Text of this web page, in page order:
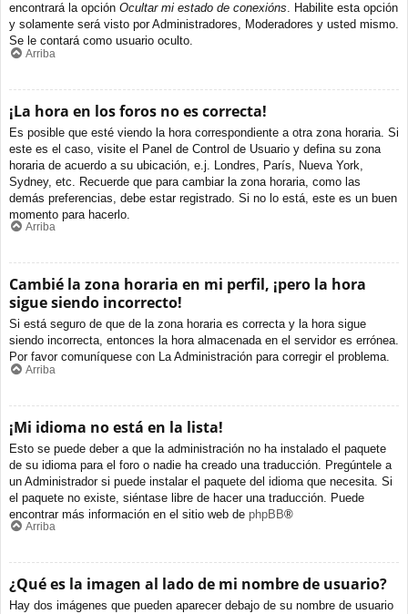
encontrará la opción Ocultar mi estado de conexións. Habilite esta opción
y solamente será visto por Administradores, Moderadores y usted mismo.
Se le contará como usuario oculto.
Arriba
¡La hora en los foros no es correcta!
Es posible que esté viendo la hora correspondiente a otra zona horaria. Si
este es el caso, visite el Panel de Control de Usuario y defina su zona
horaria de acuerdo a su ubicación, e.j. Londres, París, Nueva York,
Sydney, etc. Recuerde que para cambiar la zona horaria, como las
demás preferencias, debe estar registrado. Si no lo está, este es un buen
momento para hacerlo.
Arriba
Cambié la zona horaria en mi perfil, ¡pero la hora
sigue siendo incorrecto!
Si está seguro de que de la zona horaria es correcta y la hora sigue
siendo incorrecta, entonces la hora almacenada en el servidor es errónea.
Por favor comuníquese con La Administración para corregir el problema.
Arriba
¡Mi idioma no está en la lista!
Esto se puede deber a que la administración no ha instalado el paquete
de su idioma para el foro o nadie ha creado una traducción. Pregúntele a
un Administrador si puede instalar el paquete del idioma que necesita. Si
el paquete no existe, siéntase libre de hacer una traducción. Puede
encontrar más información en el sitio web de phpBB®
Arriba
¿Qué es la imagen al lado de mi nombre de usuario?
Hay dos imágenes que pueden aparecer debajo de su nombre de usuario